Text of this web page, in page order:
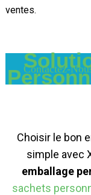
ventes.
Contactez-
Choisir le bon
simple avec
emballage
sachets